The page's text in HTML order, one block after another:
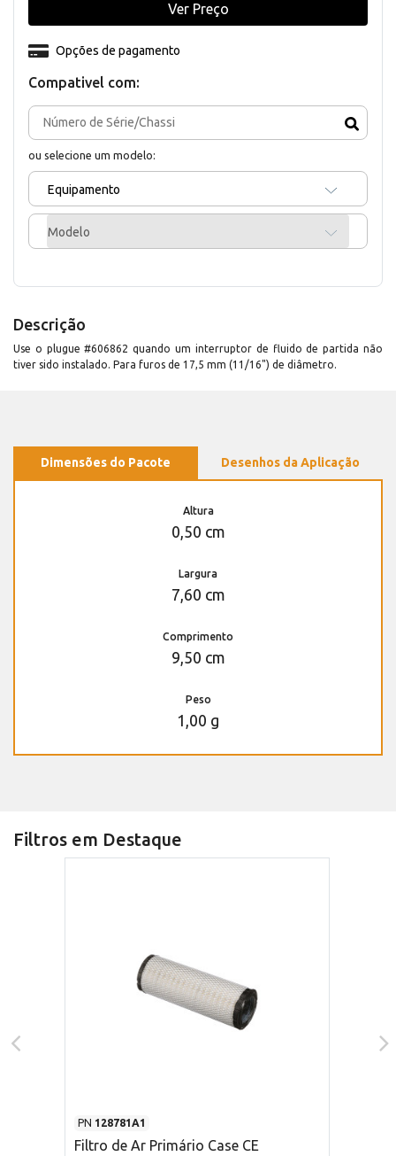
Compativel com:
ou selecione um modelo:
Equipamento
Modelo
Opções de pagamento
Ver Preço
Descrição
Use o plugue #606862 quando um interruptor de fluido de partida não
tiver sido instalado. Para furos de 17,5 mm (11/16") de diâmetro.
Dimensões do Pacote Desenhos da Aplicação
Altura
0,50 cm
Largura
7,60 cm
Comprimento
9,50 cm
Peso
1,00 g
Filtros em Destaque
PN 128781A1
Filtro de Ar Primário Case CE